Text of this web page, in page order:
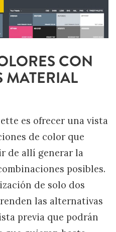
CON
MATERIAL
es ofrecer una vista
de color que
de allí generar la
posibles.
de solo dos
las alternativas
previa que podrán